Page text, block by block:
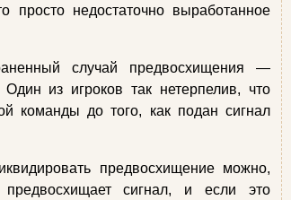
просто недостаточно выработанное
случай предвосхищения —
из игроков так нетерпелив, что
команды до того, как подан сигнал
предвосхищение можно,
сигнал, и если это